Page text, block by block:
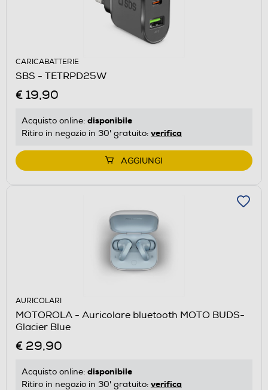
CARICABATTERIE
SBS - TETRPD25W
€ 19,90
Acquisto online: disponibile
Ritiro in negozio in 30' gratuito: verifica
AGGIUNGI
AURICOLARI
MOTOROLA - Auricolare bluetooth MOTO BUDS-
Glacier Blue
€ 29,90
Acquisto online: disponibile
Ritiro in negozio in 30' gratuito: verifica